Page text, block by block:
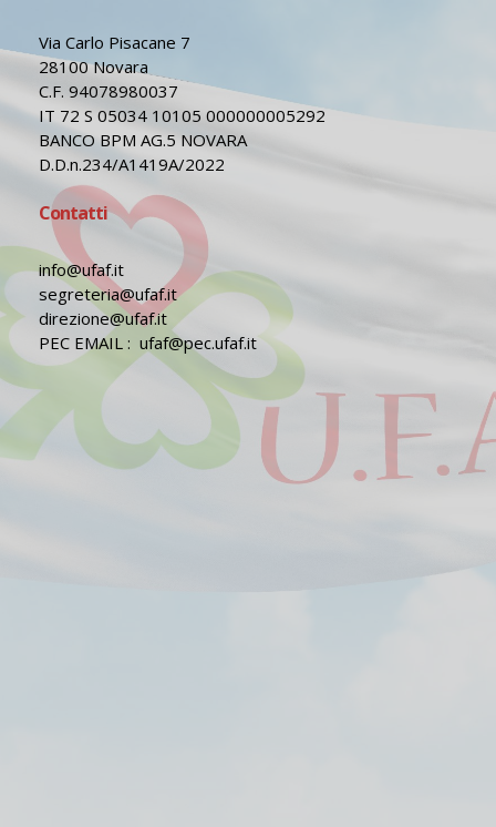
Via Carlo Pisacane 7
28100 Novara
C.F. 94078980037
IT 72 S 05034 10105 000000005292
BANCO BPM AG.5 NOVARA
D.D.n.234/A1419A/2022
Contatti
info@ufaf.it
segreteria@ufaf.it
direzione@ufaf.it
PEC EMAIL : ufaf@pec.ufaf.it